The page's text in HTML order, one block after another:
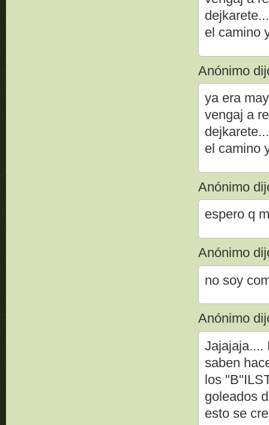
el camino
Anónimo
ya era
vengaj a
el camino
Anónimo
espero q
Anónimo
no soy
Anónimo
Jajajaja....
saben
los
goleados
esto se